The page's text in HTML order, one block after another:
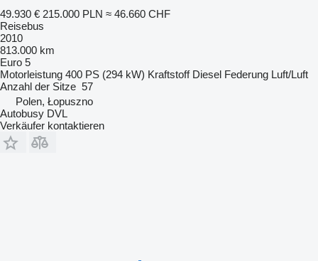
49.930 € 215.000 PLN ≈ 46.660 CHF
Reisebus
2010
813.000 km
Euro 5
Motorleistung 400 PS (294 kW) Kraftstoff Diesel Federung Luft/Luft
Anzahl der Sitze 57
Polen, Łopuszno
Autobusy DVL
Verkäufer kontaktieren